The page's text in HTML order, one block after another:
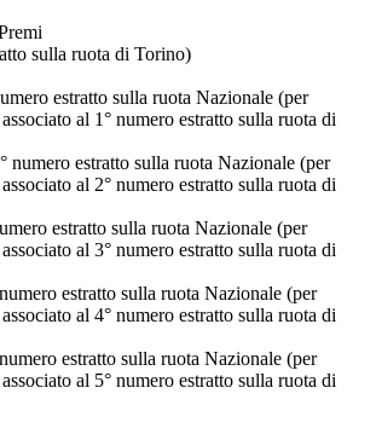
sulla ruota di Torino)
estratto sulla ruota Nazionale (per
al 1° numero estratto sulla ruota di
numero estratto sulla ruota Nazionale (per
al 2° numero estratto sulla ruota di
estratto sulla ruota Nazionale (per
al 3° numero estratto sulla ruota di
estratto sulla ruota Nazionale (per
al 4° numero estratto sulla ruota di
estratto sulla ruota Nazionale (per
al 5° numero estratto sulla ruota di